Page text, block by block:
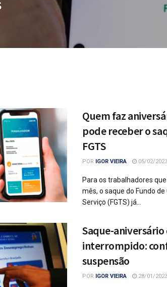
Quem faz
pode receber o
FGTS
POR IGOR VIEIRA 05/02/2023
Para os trabalhadores
mês, o saque do Fundo
Serviço (FGTS) já...
Saque-aniversário
interrompido:
suspensão
POR IGOR VIEIRA 28/01/2023